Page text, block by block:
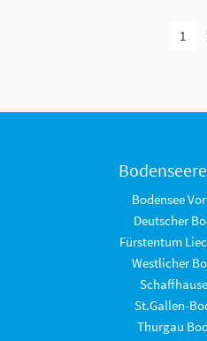
1
Bodensee
Deutscher
Fürstentum
Westlicher
St.Gallen-
Thurgau